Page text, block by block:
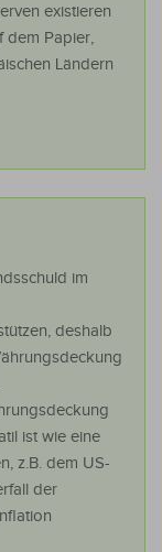
existieren
dem Papier,
Ländern
im
deshalb
ist wie eine
z.B. dem US-
der